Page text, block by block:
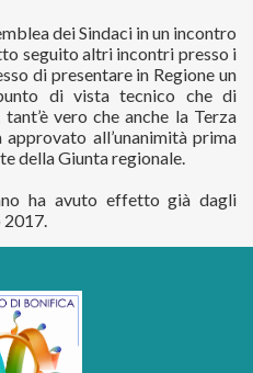
dei Sindaci in un incontro
seguito altri incontri presso i
di presentare in Regione un
di vista tecnico che di
vero che anche la Terza
all’unanimità prima
della Giunta regionale.
ha avuto effetto già dagli
2017.